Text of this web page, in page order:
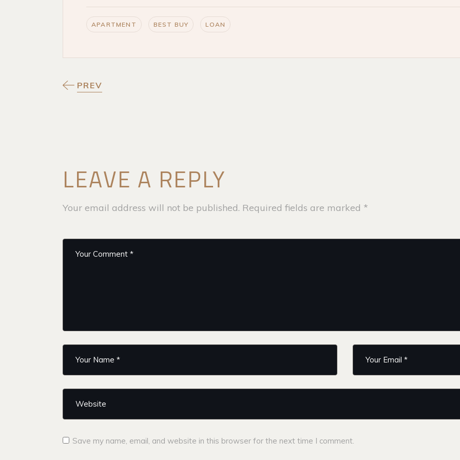
APARTMENT BEST BUY LOAN
PREV
LEAVE A REPLY
Your email address will not be published. Required fields are marked *
Save my name, email, and website in this browser for the next time I comment.